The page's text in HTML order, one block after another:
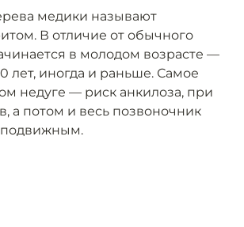
медики называют
В отличие от обычного
в молодом возрасте —
лет, иногда и раньше. Самое
недуге — риск анкилоза, при
а потом и весь позвоночник